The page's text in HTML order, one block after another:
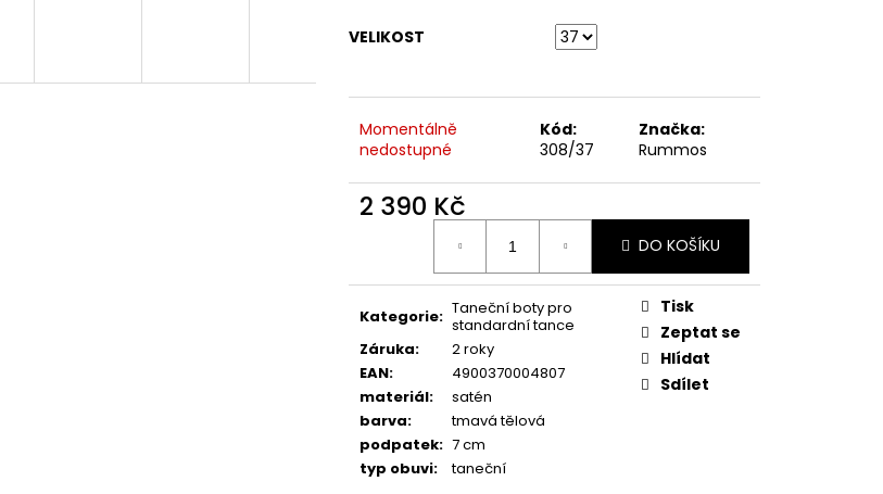
VELIKOST
Momentálně
nedostupné
Kód:
308/37
Značka:
Rummos
2 390 Kč
DO KOŠÍKU
Kategorie: Taneční boty pro
standardní tance
Záruka:
2 roky
EAN:
4900370004807
materiál:
satén
barva:
tmavá tělová
podpatek: 7 cm
typ obuvi: taneční
Tisk
Zeptat se
Hlídat
Sdílet